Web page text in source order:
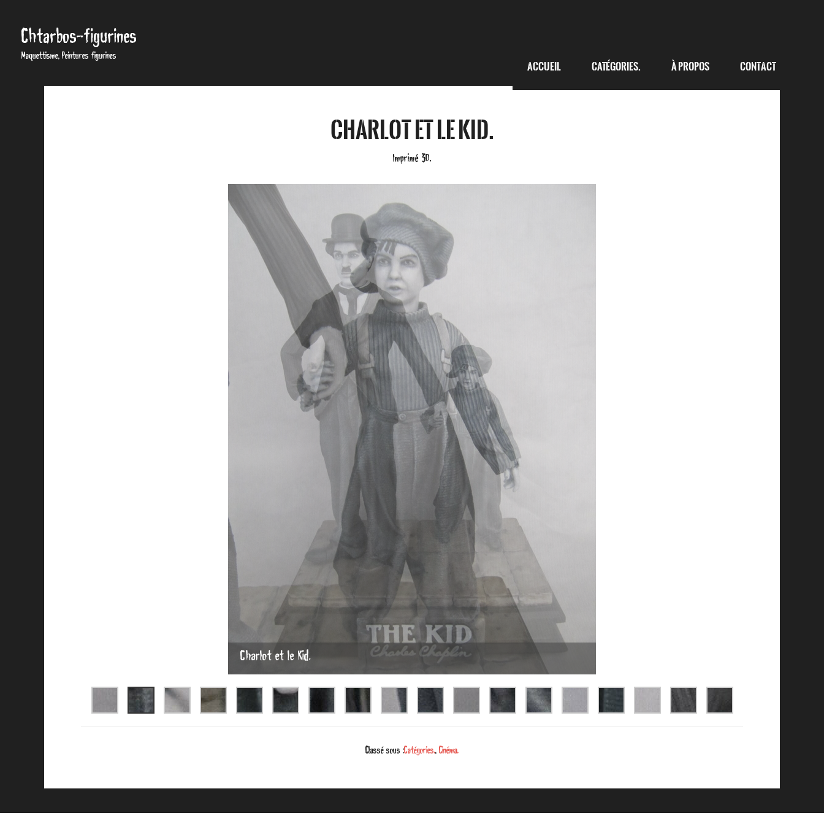
Chtarbos-figurines
Maquettisme, Peintures figurines
Accueil Catégories. à propos Contact
Charlot et le Kid.
Imprimé 3D.
Charlot et le Kid.
Classé sous :Catégories., Cinéma.